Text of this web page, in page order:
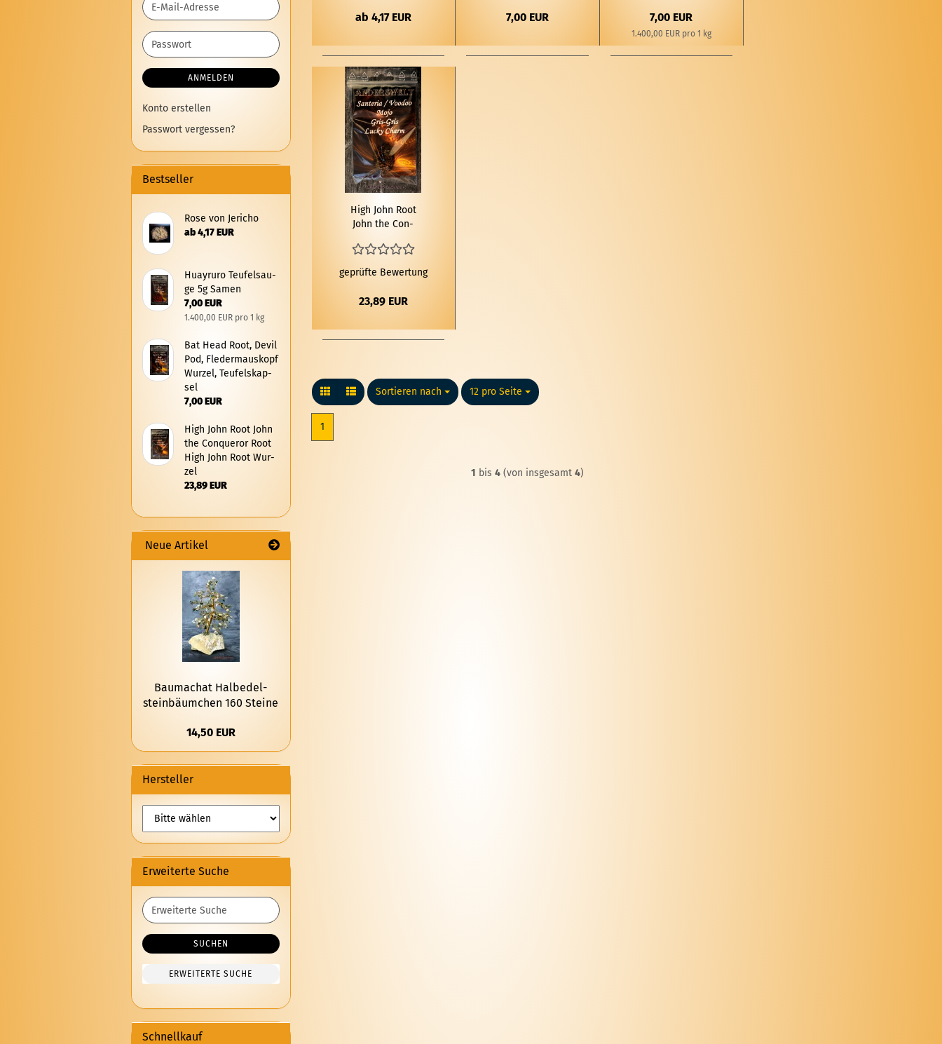
ab 4,17 EUR 7,00 EUR 7,00 EUR
1.400,00 EUR pro 1 kg
High John Root
John the Con­
John Root Wur­zel
geprüfte Bewertung
23,89 EUR
Sortieren nach
Sortieren nach 12 pro Seite
pro Seite
1
1 bis4 (von insgesamt4)
E-
Mail-
Adresse
Passwort
ANMELDEN
Konto erstellen
Passwort vergessen?
Bestseller
Rose von Je­ri­cho
ab 4,17 EUR
Hu­ayru­ro Teu­fels­au­
ge 5g Samen
7,00 EUR
1.400,00 EUR pro 1 kg
Bat Head Root, Devil
Pod, Fle­der­maus­kopf
Wur­zel, Teu­fels­kap­
sel
7,00 EUR
High John Root John
the Con­quer­or Root
High John Root Wur­
zel
23,89 EUR
Neue Artikel
Bau­machat Halb­edel­
stein­bäum­chen 160 Stei­ne
14,50 EUR
Hersteller
Erweiterte Suche
Erweiterte
Suche
SUCHEN
ERWEITERTE SUCHE
Schnellkauf